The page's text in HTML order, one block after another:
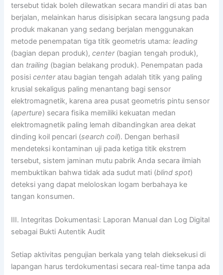
tersebut tidak boleh dilewatkan secara mandiri di atas ban
berjalan, melainkan harus disisipkan secara langsung pada
produk makanan yang sedang berjalan menggunakan
metode penempatan tiga titik geometris utama:leading
(bagian depan produk),center(bagian tengah produk),
dan trailing (bagian belakang produk). Penempatan pada
posisicenteratau bagian tengah adalah titik yang paling
krusial sekaligus paling menantang bagi sensor
elektromagnetik, karena area pusat geometris pintu sensor
(aperture) secara fisika memiliki kekuatan medan
elektromagnetik paling lemah dibandingkan area dekat
dinding koil pencari (search coil). Dengan berhasil
mendeteksi kontaminan uji pada ketiga titik ekstrem
tersebut, sistem jaminan mutu pabrik Anda secara ilmiah
membuktikan bahwa tidak ada sudut mati (blind spot)
deteksi yang dapat meloloskan logam berbahaya ke
tangan konsumen.
III. Integritas Dokumentasi: Laporan Manual dan Log Digital
sebagai Bukti Autentik Audit
Setiap aktivitas pengujian berkala yang telah dieksekusi di
lapangan harus terdokumentasi secara real-time tanpa ada